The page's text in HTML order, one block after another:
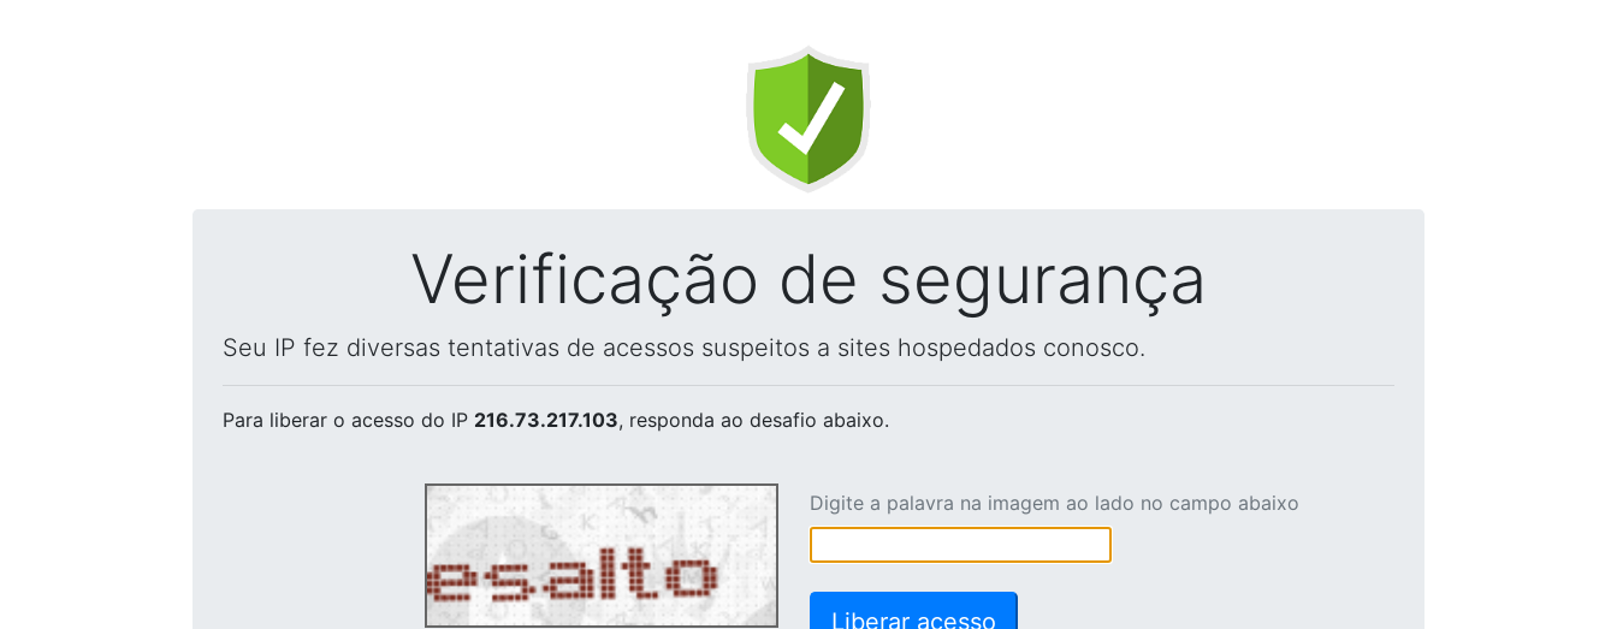
Verificação de segurança
Seu IP fez diversas tentativas de acessos suspeitos a sites hospedados conosco.
Para liberar o acesso do IP 216.73.217.103, responda ao desafio abaixo.
Digite a palavra na imagem ao lado no campo abaixo